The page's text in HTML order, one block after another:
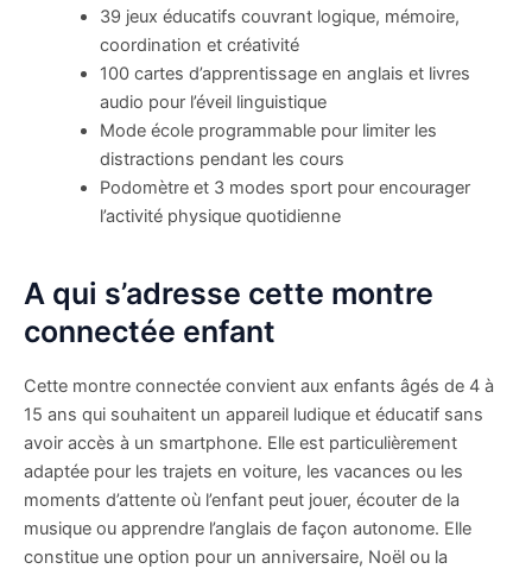
39 jeux éducatifs couvrant logique, mémoire,
coordination et créativité
100 cartes d’apprentissage en anglais et livres
audio pour l’éveil linguistique
Mode école programmable pour limiter les
distractions pendant les cours
Podomètre et 3 modes sport pour encourager
l’activité physique quotidienne
A qui s’adresse cette montre
connectée enfant
Cette montre connectée convient aux enfants âgés de 4 à
15 ans qui souhaitent un appareil ludique et éducatif sans
avoir accès à un smartphone. Elle est particulièrement
adaptée pour les trajets en voiture, les vacances ou les
moments d’attente où l’enfant peut jouer, écouter de la
musique ou apprendre l’anglais de façon autonome. Elle
constitue une option pour un anniversaire, Noël ou la